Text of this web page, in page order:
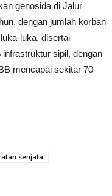
genosida di Jalur
dengan jumlah korban
luka, disertai
sipil, dengan
mencapai sekitar 70
senjata